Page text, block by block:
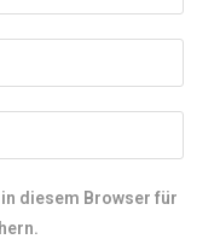
diesem Browser für